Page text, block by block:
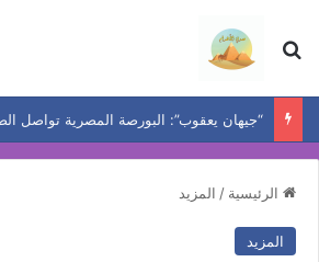
بحث عن
الرئيسية / المزيد
المزيد